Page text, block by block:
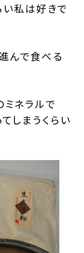
私は好きで
で食べる
ネラルで
しまうくらい